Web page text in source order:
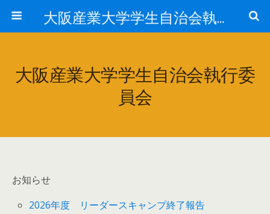
大阪産業大学学生自治会執行委員会
大阪産業大学学生自治会執行委
員会
お知らせ
2026年度 リーダースキャンプ終了報告